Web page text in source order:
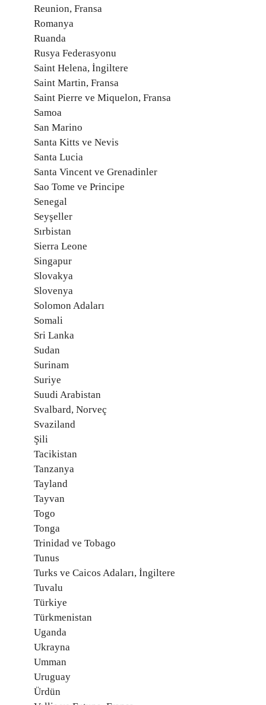
Reunion, Fransa
Romanya
Ruanda
Rusya Federasyonu
Saint Helena, İngiltere
Saint Martin, Fransa
Saint Pierre ve Miquelon, Fransa
Samoa
San Marino
Santa Kitts ve Nevis
Santa Lucia
Santa Vincent ve Grenadinler
Sao Tome ve Principe
Senegal
Seyşeller
Sırbistan
Sierra Leone
Singapur
Slovakya
Slovenya
Solomon Adaları
Somali
Sri Lanka
Sudan
Surinam
Suriye
Suudi Arabistan
Svalbard, Norveç
Svaziland
Şili
Tacikistan
Tanzanya
Tayland
Tayvan
Togo
Tonga
Trinidad ve Tobago
Tunus
Turks ve Caicos Adaları, İngiltere
Tuvalu
Türkiye
Türkmenistan
Uganda
Ukrayna
Umman
Uruguay
Ürdün